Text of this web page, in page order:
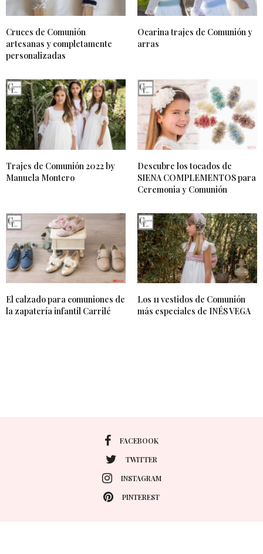
Cruces de Comunión
artesanas y completamente
personalizadas
Ocarina trajes de Comunión y
arras
Trajes de Comunión 2022 by
Manuela Montero
Descubre los tocados de
SIENA COMPLEMENTOS para
Ceremonia y Comunión
El calzado para comuniones de
la zapatería infantil Carrilé
Los 11 vestidos de Comunión
más especiales de INÉS VEGA
FACEBOOK
TWITTER
INSTAGRAM
PINTEREST